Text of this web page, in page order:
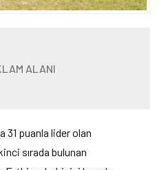
ALANI
31 puanla lider olan
sırada bulunan